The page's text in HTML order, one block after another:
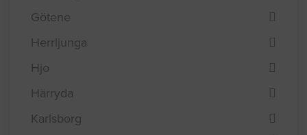
Götene
Herrljunga
Hjo
Härryda
Karlsborg